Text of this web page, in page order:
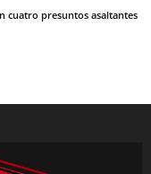
cuatro presuntos asaltantes